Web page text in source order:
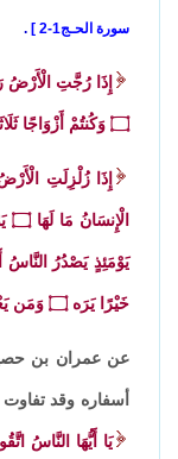
سورة الحـج1-2 .
إِذَا رُجَّتِ الْأَرْضُ
۝ وَكُنتُمْ أَزْوَاجًا
إِذَا زُلْزِلَتِ
الْإِنسَانُ مَا لَهَا ۝
يَوْمَئِذٍ يَصْدُرُ النَّاسُ
خَيْرًا يَرَه ۝ وَمَن
عن عمران بن
أسفاره وقد تفاوت
يَا أَيُّهَا النَّاسُ